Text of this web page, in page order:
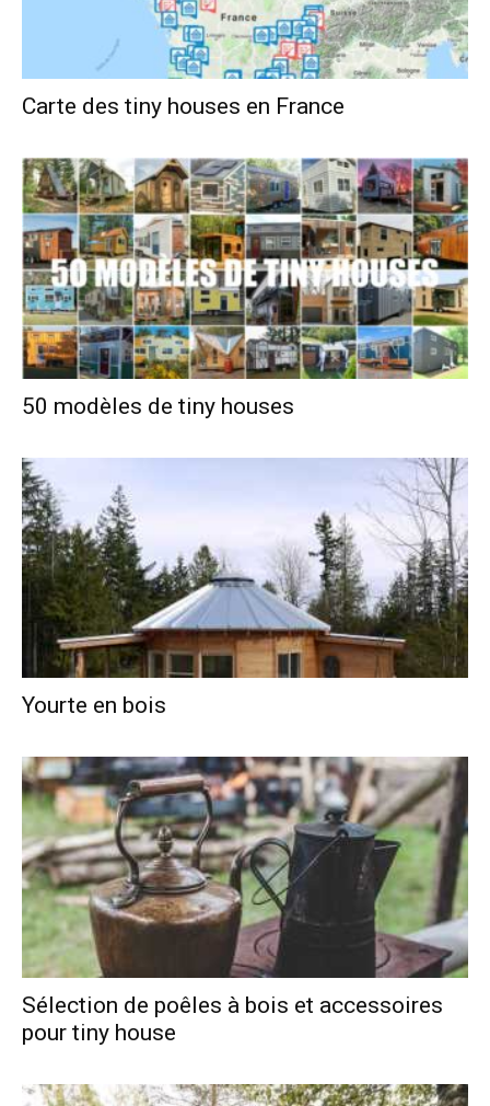
Carte des tiny houses en France
50 modèles de tiny houses
Yourte en bois
Sélection de poêles à bois et accessoires
pour tiny house